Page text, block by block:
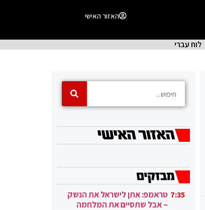
האזור האישי
לוח עברי
7:35 טראמפ: אתן לישראל את הנשק
– אבל שתסיים את המלחמה